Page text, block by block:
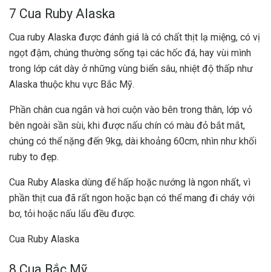
7 Cua Ruby Alaska
Cua ruby Alaska được đánh giá là có chất thịt lạ miệng, có vị
ngọt đậm, chúng thường sống tại các hốc đá, hay vùi mình
trong lớp cát dày ở những vùng biển sâu, nhiệt độ thấp như
Alaska thuộc khu vực Bắc Mỹ.
Phần chân cua ngắn và hơi cuộn vào bên trong thân, lớp vỏ
bên ngoài sần sùi, khi được nấu chín có màu đỏ bắt mắt,
chúng có thể nặng đến 9kg, dài khoảng 60cm, nhìn như khối
ruby to đẹp.
Cua Ruby Alaska dùng để hấp hoặc nướng là ngon nhất, vì
phần thịt cua đã rất ngon hoặc bạn có thể mang đi cháy với
bơ, tỏi hoặc nấu lẩu đều được.
Cua Ruby Alaska
8 Cua Bắc Mỹ